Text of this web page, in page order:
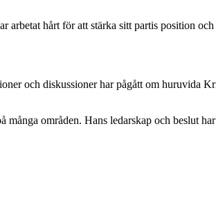
hårt för att stärka sitt partis position
och diskussioner har pågått om huruvida
områden. Hans ledarskap och beslut